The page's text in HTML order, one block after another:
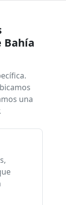
Bahía
una